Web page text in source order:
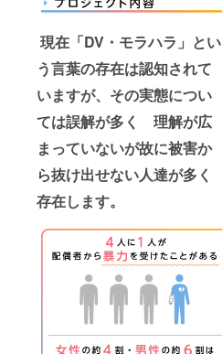
現在「DV・モラハラ」とい
う言葉の存在は認知されて
いますが、その実態につい
ては誤解が多く 理解が広
まっていないが故に被害か
ら抜け出せない人達が多く
存在します。